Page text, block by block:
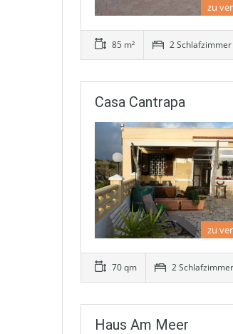
zu
85 m² 2 Schlafzimmer
Casa Cantrapa
zu
70 qm 2 Schlafzimmer
Haus Am Meer